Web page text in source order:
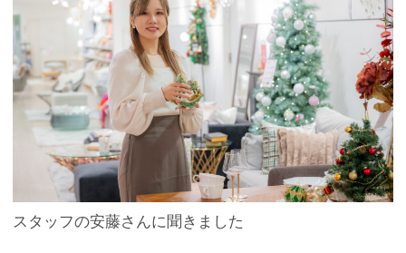
スタッフの安藤さんに聞きました